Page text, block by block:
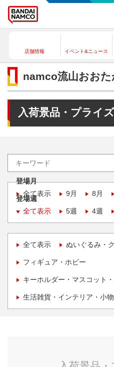
店舗情報 イベント&ニュース
namco流山おおた
入荷景品・プライ
登場月
全て表示
9月 8月
登場週
全て表示
5週 4週
全て表示 ぬいぐるみ・
フィギュア・ホビー
キーホルダー・マスコット
生活雑貨・インテリア・小物